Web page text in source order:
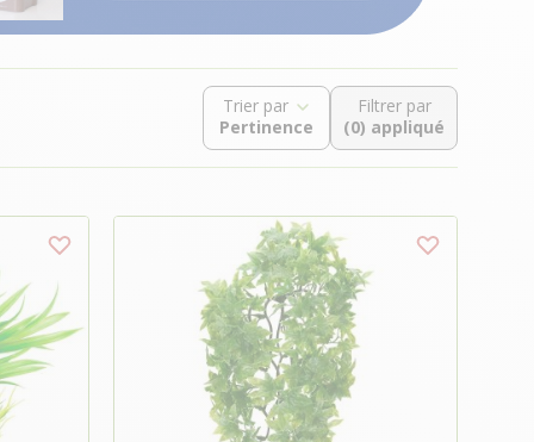
Trier par
Filtrer par
(0) appliqué